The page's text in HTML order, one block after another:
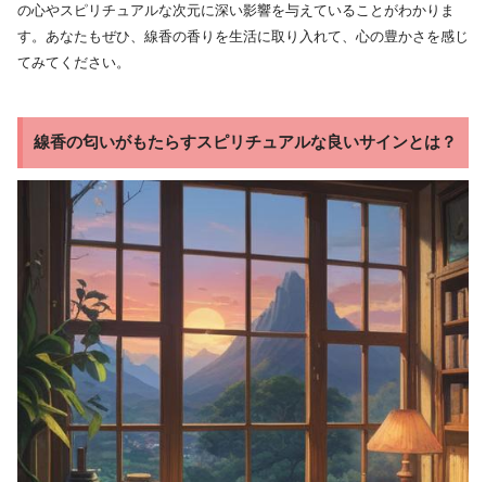
の心やスピリチュアルな次元に深い影響を与えていることがわかりま
す。あなたもぜひ、線香の香りを生活に取り入れて、心の豊かさを感じ
てみてください。
線香の匂いがもたらすスピリチュアルな良いサインとは？